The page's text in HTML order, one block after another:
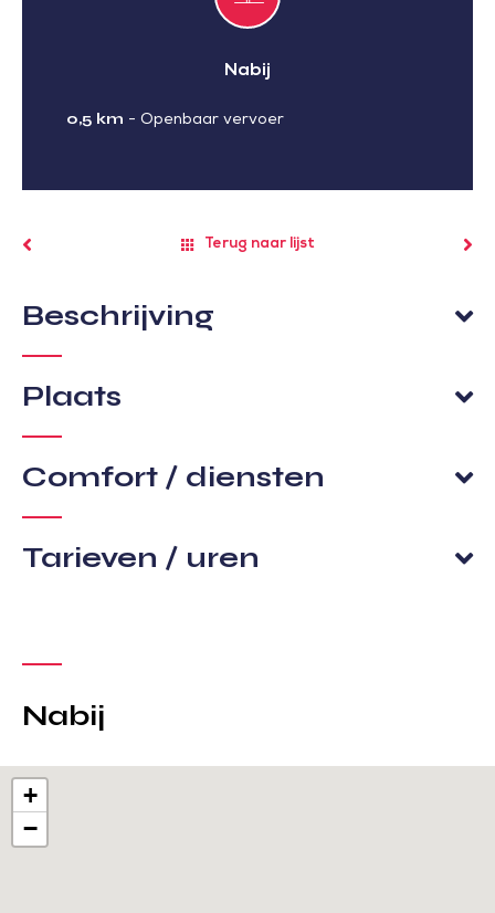
Nabij
0,5 km - Openbaar vervoer
Terug naar lijst
Beschrijving
Plaats
Comfort / diensten
Tarieven / uren
Nabij
+
−